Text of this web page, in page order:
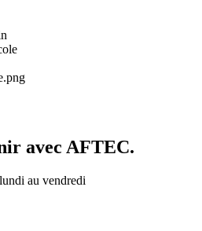
avec AFTEC.
au vendredi